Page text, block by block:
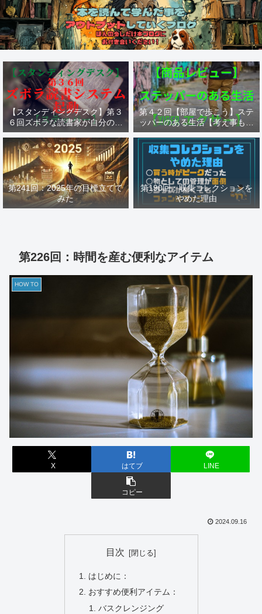
【スタンディングデスク】第３
６回ズボラな読書家が自分の為
に作った読書システム【ステッ
パー】
第４２回【部屋で歩こう】ステ
ッパーのある生活【考え事も歩
けば捗る】【ステッパー Xiser
エクサー】
第241回：2025年の目標立てて
みた
第190回：収集コレクションを
やめた理由
第226回：時間を産む便利なアイテム
HOW TO
X はてブ LINE
コピー
2024.09.16
目次
はじめに：
おすすめ便利アイテム：
バスクレンジング